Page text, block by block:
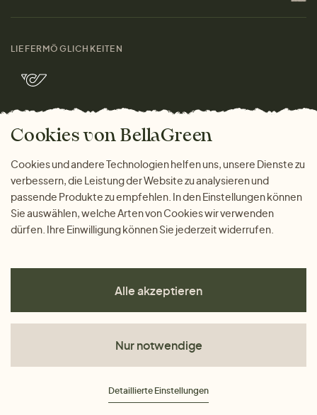
Kontakt
Marken
Bella Green Magazin
Damen
Herren
Wohnen
Geschenke
Warum bei uns einkaufen
LIEFERMÖGLICHKEITEN
ZAHLUNGSMÖGLICHKEITEN
Impressum Cookies
Cookies von BellaGreen
Cookies und andere Technologien helfen uns, unsere Dienste zu
verbessern, die Leistung der Website zu analysieren und
passende Produkte zu empfehlen. In den Einstellungen können
Sie auswählen, welche Arten von Cookies wir verwenden
dürfen. Ihre Einwilligung können Sie jederzeit widerrufen.
Alle akzeptieren
Nur notwendige
Detaillierte Einstellungen